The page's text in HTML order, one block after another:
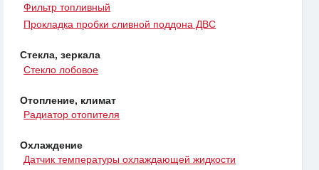
Фильтр топливный
Прокладка пробки сливной поддона ДВС
Стекла, зеркала
Стекло лобовое
Отопление, климат
Радиатор отопителя
Охлаждение
Датчик температуры охлаждающей жидкости